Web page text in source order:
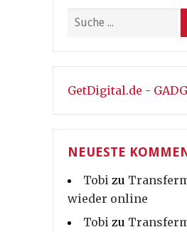
GetDigital.de -
NEUESTE
Tobi zu
wieder online
Tobi zu